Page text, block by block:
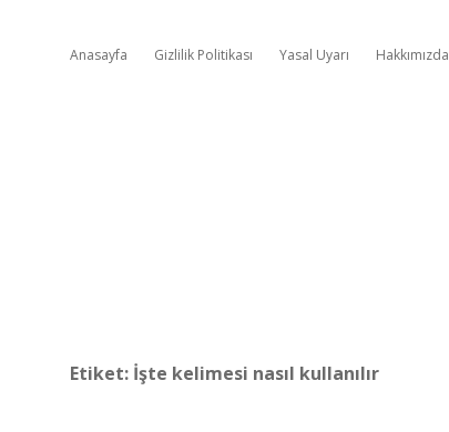
Anasayfa Gizlilik Politikası Yasal Uyarı Hakkımızda
Etiket: İşte kelimesi nasıl kullanılır